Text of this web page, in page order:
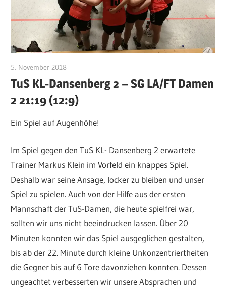
5. November 2018
TuS KL-Dansenberg 2 – SG LA/FT Damen
2 21:19 (12:9)
Ein Spiel auf Augenhöhe!
Im Spiel gegen den TuS KL- Dansenberg 2 erwartete
Trainer Markus Klein im Vorfeld ein knappes Spiel.
Deshalb war seine Ansage, locker zu bleiben und unser
Spiel zu spielen. Auch von der Hilfe aus der ersten
Mannschaft der TuS-Damen, die heute spielfrei war,
sollten wir uns nicht beeindrucken lassen. Über 20
Minuten konnten wir das Spiel ausgeglichen gestalten,
bis ab der 22. Minute durch kleine Unkonzentriertheiten
die Gegner bis auf 6 Tore davonziehen konnten. Dessen
ungeachtet verbesserten wir unsere Absprachen und